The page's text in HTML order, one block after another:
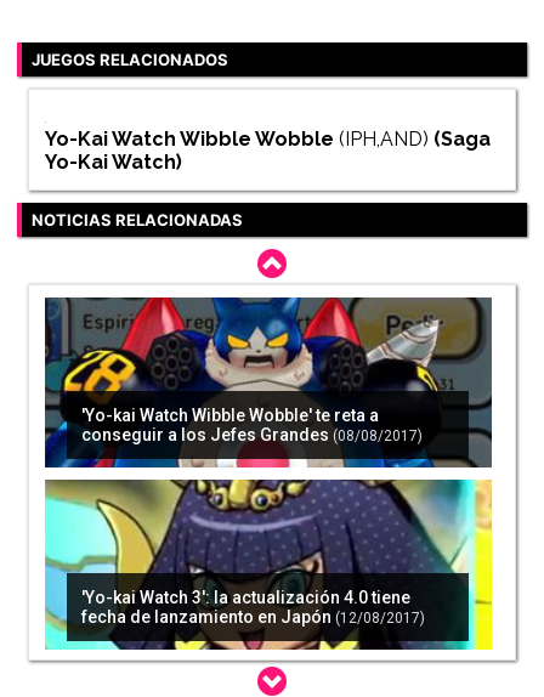
JUEGOS RELACIONADOS
Yo-Kai Watch Wibble Wobble (IPH,AND) (Saga
Yo-Kai Watch)
NOTICIAS RELACIONADAS
'Yo-kai Watch Wibble Wobble' te reta a
conseguir a los Jefes Grandes (08/08/2017)
'Yo-kai Watch 3': la actualización 4.0 tiene
fecha de lanzamiento en Japón (12/08/2017)